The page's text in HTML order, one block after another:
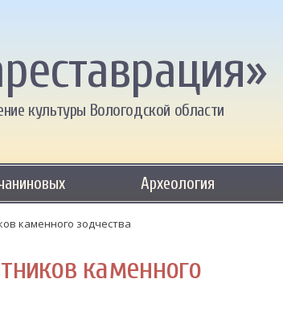
культуры Вологодской области
Археология
каменного зодчества
каменного